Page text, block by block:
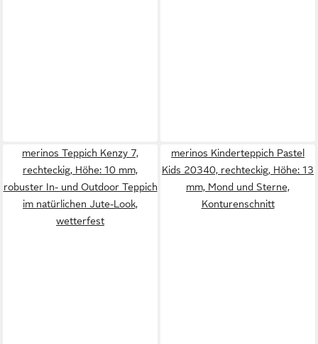
merinos Teppich Kenzy 7,
rechteckig, Höhe: 10 mm,
robuster In- und Outdoor Teppich
im natürlichen Jute-Look,
wetterfest
merinos Kinderteppich Pastel
Kids 20340, rechteckig, Höhe: 13
mm, Mond und Sterne,
Konturenschnitt